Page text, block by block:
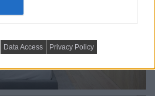
Data Access Privacy Policy